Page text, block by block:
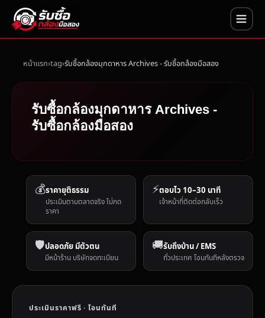
หน้าแรก tag รับซื้อกล้องมุกดาหาร Archives - รับซื้อกล้องมือสอง
รับซื้อกล้องมุกดาหาร Archives -
รับซื้อกล้องมือสอง
💰ราคายุติธรรม
ประเมินตามตลาดจริง ไม่กด
ราคา
⚡ตอบไว 10–30 นาที
เจ้าหน้าที่ติดต่อกลับเร็ว
🛡️ปลอดภัย มีตัวตน
มีหน้าร้าน บริษัทจดทะเบียน
🚚รับถึงบ้าน / EMS
ทั่วประเทศ โอนทันทีหลังตรวจ
ประเมินราคาฟรี · โอนทันที